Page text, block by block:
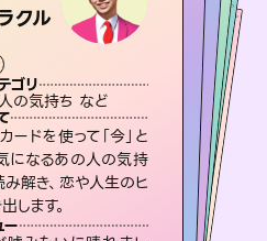
クル
ゴリ
の気持ち など
ドを使って「今」と
気になるあの人の気持
み解き、恋や人生のヒ
します。
-iris-
カテゴリ
想い、二人の未来 など
いて
不倫の行方、同性愛や片
係や借金問題まで知りた
負担になっていることを
そっと押して導きます。
ュー
師＊花
ーラ
ュアル・リーディング
相談カテゴリ
片想い、復縁 など
について
何パターンもの選択肢があり
で視えにくくなっているあな
な未来を見つけ、その未来を
ようアドバイスします。
レビュー
性質や人間関係、本心など
視えていてびっくり。対策が
セラピスト理恵
霊視・オーラ
ピリチュアル・リーディング
意な相談カテゴリ
い、二人の未来、年の差 など
い師について
告実績多数。セラピストとして2万超の施術経験があるからこそできる鑑定で、より良い未来をサポートします。
ーレビュー
温まる鑑定でした。しかもこち
言っていないのに視えていらっ
スピリチュアル・リーディング
得意な相談カテゴリ
片想い、あの人の気持ち、復縁 など
占い師について
3,700年以上の歴史を持つ東洋最古の
占術「易占」で詳細まで占い、幸せへ向
かう道筋を示します。厳しい結果にも具
な対策をお伝えします。
ーザーレビュー
な背景もしっかり聞いて鑑定して
けました。気持ちが楽になりまし
霊視・オーラ タロット
スピリチュアル・リーディング
得意な相談カテゴリ
片想い、あの人の気持ち、復縁 など
占い師について
恋愛のお悩みの中でも特に「曖昧な関
係」の相談を得意としており、友達以上
恋人未満なお相手との今後や本音を丁
読み解き恋愛成就へと導きます。
ユーザーレビュー
していただいてアドバイス通りに行
ると仲が復活してきました。ありが